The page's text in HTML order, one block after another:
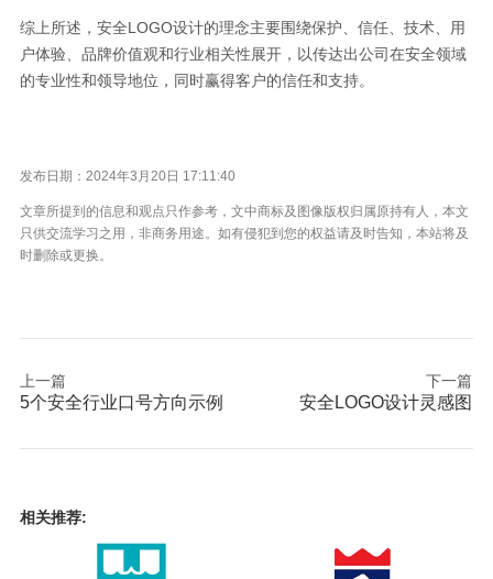
综上所述，安全LOGO设计的理念主要围绕保护、信任、技术、用
户体验、品牌价值观和行业相关性展开，以传达出公司在安全领域
的专业性和领导地位，同时赢得客户的信任和支持。
发布日期：2024年3月20日 17:11:40
文章所提到的信息和观点只作参考，文中商标及图像版权归属原持有人，本文
只供交流学习之用，非商务用途。如有侵犯到您的权益请及时告知，本站将及
时删除或更换。
上一篇
5个安全行业口号方向示例
下一篇
安全LOGO设计灵感图
相关推荐: